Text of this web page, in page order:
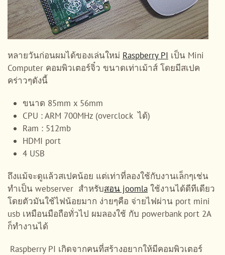
หลายวันก่อนผมได้ของเล่นใหม่ Raspberry PI เป็น Mini
Computer คอมพิวเตอร์จิ๋ว ขนาดเท่าเม้าส์ โดยมีสเปค
คร่าวๆดังนี้
ขนาด 85mm x 56mm
CPU : ARM 700MHz (overclock ได้)
Ram : 512mb
HDMI port
4 USB
ถึงแม้จะดูแล้วสเปคน้อย แต่เท่าที่ลองใช้กับงานเล็กๆเช่น
ทำเป็น webserver สำหรับสอน joomla ใช้งานได้ดีทีเดียว
โดยตัวมันใช้ไฟน้อยมาก ง่ายๆคือ จ่ายไฟผ่าน port mini
usb เหมือนมือถือทั่วไป ผมลองใช้ กับ powerbank port 2A
ก็ทำงานได้
Raspberry PI เกิดจากคนที่สร้างอยากให้มีคอมพิวเตอร์